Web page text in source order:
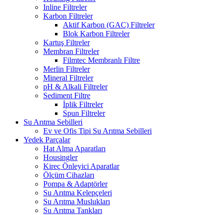
Inline Filtreler
Karbon Filtreler
Aktif Karbon (GAC) Filtreler
Blok Karbon Filtreler
Kartuş Filtreler
Membran Filtreler
Filmtec Membranlı Filtre
Merlin Filtreler
Mineral Filtreler
pH & Alkali Filtreler
Sediment Filtre
İplik Filtreler
Spun Filtreler
Su Arıtma Sebilleri
Ev ve Ofis Tipi Su Arıtma Sebilleri
Yedek Parçalar
Hat Alma Aparatları
Housingler
Kireç Önleyici Aparatlar
Ölçüm Cihazları
Pompa & Adaptörler
Su Arıtma Kelepçeleri
Su Arıtma Muslukları
Su Arıtma Tankları